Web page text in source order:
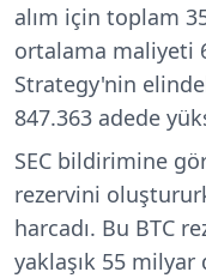
alım için toplam
ortalama maliyeti
Strategy'nin
847.363 adede
SEC bildirimine
rezervini
harcadı. Bu BTC
yaklaşık 55 milyar